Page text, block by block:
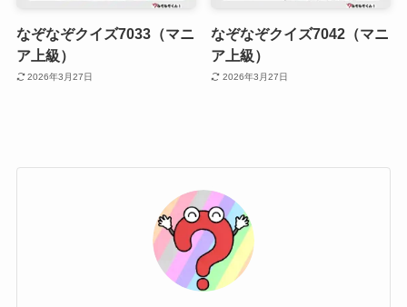
なぞなぞクイズ7033（マニ
ア上級）
2026年3月27日
なぞなぞクイズ7042（マニ
ア上級）
2026年3月27日